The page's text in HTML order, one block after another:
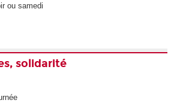
ou samedi
solidarité